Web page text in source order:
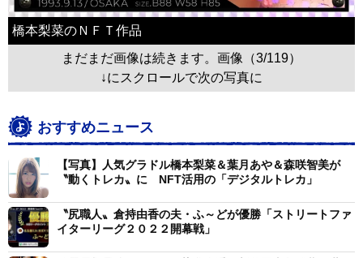
橋本梨菜のＮＦＴ作品
まだまだ画像は続きます。画像（3/119）
↓にスクロールで次の写真に
おすすめニュース
【写真】人気グラドル橋本梨菜＆葉月あや＆森咲智美が
〝動くトレカ〟に NFT活用の「デジタルトレカ」
〝尻職人〟倉持由香の夫・ふ～どが優勝「ストリートファ
イターリーグ２０２２開幕戦」